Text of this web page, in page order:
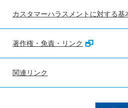
カスタマーハラスメントに対する基
著作権・免責・リンク
関連リンク